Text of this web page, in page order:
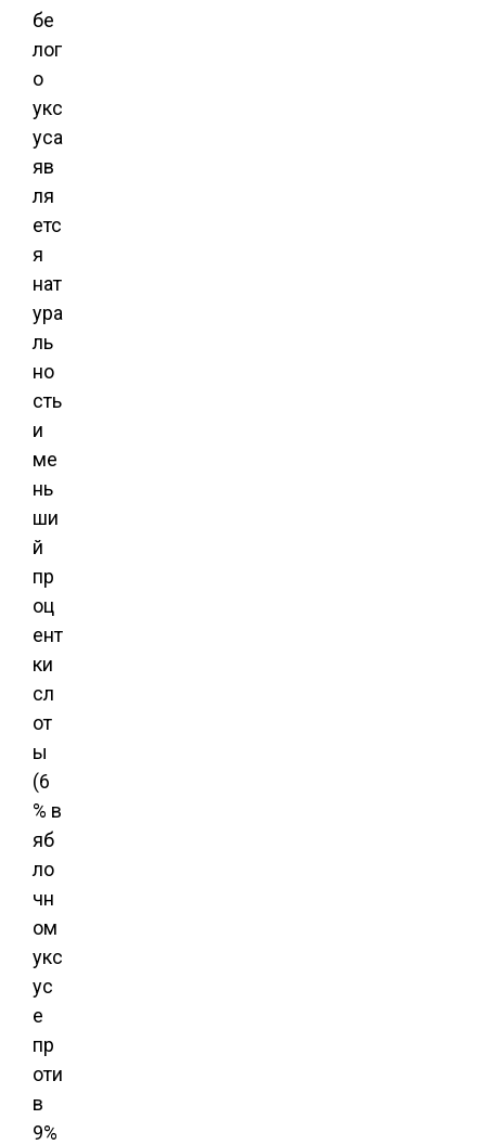
бе
лог
о
укс
уса
яв
ля
етс
я
нат
ура
ль
но
сть
и
ме
нь
ши
й
пр
оц
ент
ки
сл
от
ы
(6
% в
яб
ло
чн
ом
укс
ус
е
пр
оти
в
9%